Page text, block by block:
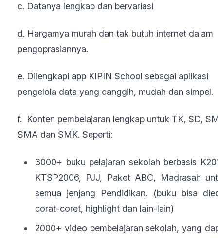
c. Datanya lengkap dan bervariasi
d. Hargamya murah dan tak butuh internet dalam
pengoprasiannya.
e. Dilengkapi app KIPIN School sebagai aplikasi
pengelola data yang canggih, mudah dan simpel.
f. Konten pembelajaran lengkap untuk TK, SD,
SMA dan SMK. Seperti:
3000+ buku pelajaran sekolah berbasis
KTSP2006, PJJ, Paket ABC, Madrasah
semua jenjang Pendidikan. (buku bisa
corat-coret, highlight dan lain-lain)
2000+ video pembelajaran sekolah, yang